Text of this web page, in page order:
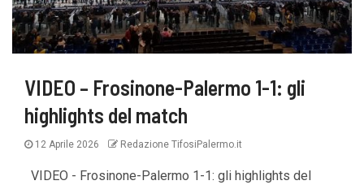
VIDEO – Frosinone-Palermo 1-1: gli
highlights del match
12 Aprile 2026 Redazione TifosiPalermo.it
VIDEO - Frosinone-Palermo 1-1: gli highlights del